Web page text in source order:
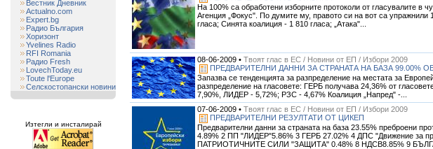
Вестник Дневник
Actualno.com
Expert.bg
Радио България
Хоризонт
Yvelines Radio
RFI Romania
Радио Fresh
LovechToday.eu
Toute l'Europe
Селскостопански новини
Изтегли и инсталирай
На 100% са обработени изборните протоколи от гласувалите
Агенция „Фокус". По думите му, правото си на вот са
гласа; Синята коалиция - 1 810 гласа; „Атака"...
08-06-2009 • Твоят глас в ЕС / Новини от ЕП / Избори 2009
ПРЕДВАРИТЕЛНИ ДАННИ ЗА СТРАНАТА НА БАЗА 99.00%
Запазва се тенденцията за разпределение на местата за
разпределение на гласовете: ГЕРБ получава 24,36% от
7,90%, ЛИДЕР - 5,72%; РЗС - 4,67% Коалиция „Напред" -...
07-06-2009 • Твоят глас в ЕС / Новини от ЕП / Избори 2009
ПРЕДВАРИТЕЛНИ РЕЗУЛТАТИ ОТ ЦИКЕП
Предварителни данни за страната на база 23.55% преброени
4.89% 2 ПП "ЛИДЕР"5.86% 3 ГЕРБ 27.02% 4 ДПС "Движение за
ПАТРИОТИЧНИТЕ СИЛИ "ЗАЩИТА" 0.48% 8 НДСВ8.85% 9